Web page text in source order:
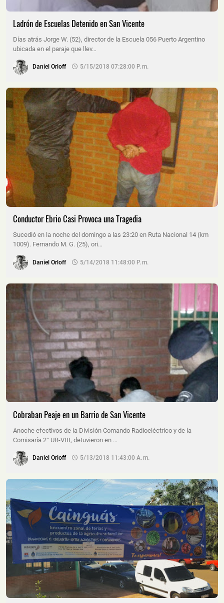
Ladrón de Escuelas Detenido en San Vicente
Días atrás Jorge W. (52), director de la Escuela 056 Puerto Argentino
ubicada en el paraje que llev…
Daniel Orloff 5/15/2018 07:28:00 P. M.
Conductor Ebrio Casi Provoca una Tragedia
Sucedió en la noche del domingo a las 23:20 en Ruta Nacional 14 (km
1009). Fernando M. G. (25), ori…
Daniel Orloff 5/14/2018 11:48:00 P. M.
Cobraban Peaje en un Barrio de San Vicente
Anoche efectivos de la División Comando Radioeléctrico y de la
Comisaría 2° UR-VIII, detuvieron en …
Daniel Orloff 5/13/2018 11:43:00 A. M.